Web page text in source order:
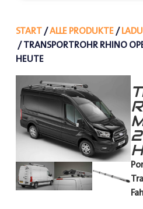
START/ALLE PRODUKTE/
/ TRANSPORTROHR RHINO
HEUTE